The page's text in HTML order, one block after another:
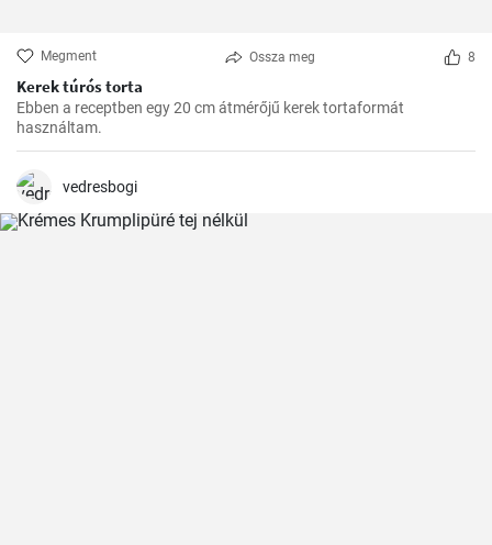
Megment Ossza meg 8
Kerek túrós torta
Ebben a receptben egy 20 cm átmérőjű kerek tortaformát
használtam.
vedresbogi